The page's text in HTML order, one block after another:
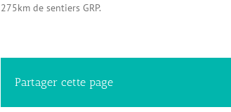
275km de sentiers GRP.
Partager cette page